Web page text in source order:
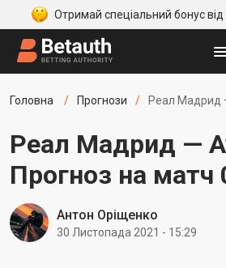
Отримай спеціальний бонус
Головна Прогнози Реал Мадрид
Реал Мадрид —
Прогноз на матч
Антон Оріщенко
30 Листопада 2021 - 15:29